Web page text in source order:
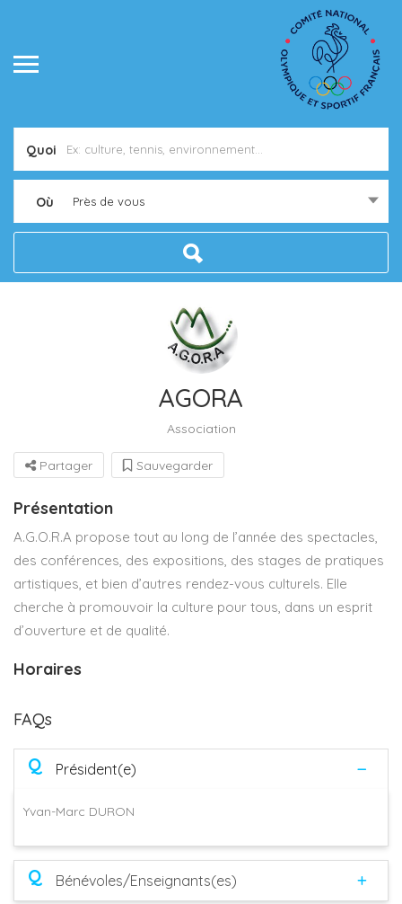
Quoi
Où Près de vous
AGORA
Association
Partager Sauvegarder
Présentation
A.G.O.R.A propose tout au long de l’année des spectacles,
des conférences, des expositions, des stages de pratiques
artistiques, et bien d’autres rendez-vous culturels. Elle
cherche à promouvoir la culture pour tous, dans un esprit
d’ouverture et de qualité.
Horaires
FAQs
Q Président(e)
Yvan-Marc DURON
Q Bénévoles/Enseignants(es)